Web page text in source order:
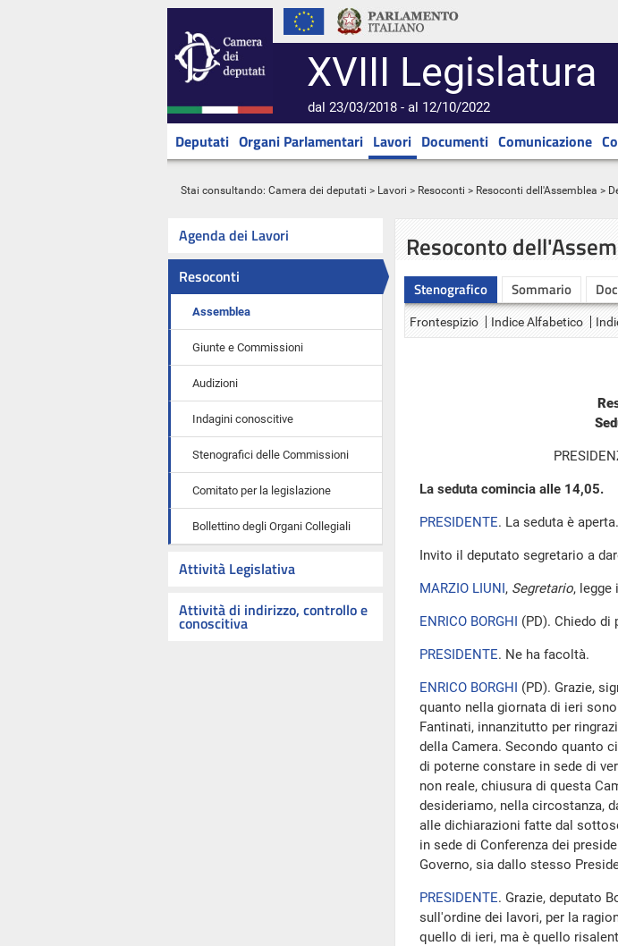
XVIII Legislatura
dal 23/03/2018 - al 12/10/2022
Deputati Organi Parlamentari Lavori Documenti Comunicazione
Stai consultando: Camera dei deputati > Lavori > Resoconti > Resoconti dell'Assemblea >
Agenda dei Lavori
Resoconti
Assemblea
Giunte e Commissioni
Audizioni
Indagini conoscitive
Stenografici delle Commissioni
Comitato per la legislazione
Bollettino degli Organi Collegiali
Attività Legislativa
Attività di indirizzo, controllo e
conoscitiva
Resoconto
Stenografico Sommario
Frontespizio Indice Alfabetico
La seduta comincia alle 14,05.
PRESIDENTE. La seduta è aperta.
Invito il deputato segretario a
MARZIO LIUNI, Segretario, legge
ENRICO BORGHI (PD). Chiedo di
PRESIDENTE. Ne ha facoltà.
ENRICO BORGHI (PD). Grazie,
quanto nella giornata di ieri
Fantinati, innanzitutto per
della Camera. Secondo quanto
di poterne constare in sede di
non reale, chiusura di questa
desideriamo, nella circostanza,
alle dichiarazioni fatte dal
in sede di Conferenza dei
Governo, sia dallo stesso
PRESIDENTE. Grazie, deputato
sull'ordine dei lavori, per la
quello di ieri, ma è quello